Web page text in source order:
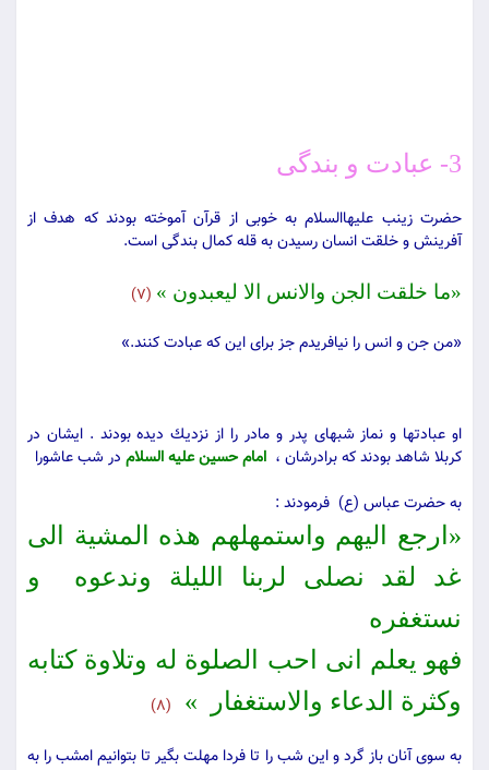
3- عبادت و بندگى
حضرت زینب علیهاالسلام به خوبى از قرآن آموخته بودند كه هدف از
آفرینش و خلقت انسان رسیدن به قله كمال بندگى است.
«ما خلقت الجن والانس الا لیعبدون ‏» (7)
«من جن و انس را نیافریدم جز براى این كه عبادت كنند.»
او عبادت‏ها و نماز شب‏هاى پدر و مادر را از نزدیك دیده بودند . ایشان در
كربلا شاهد بودند كه برادرشان ، امام حسین علیه السلام در شب عاشورا
به حضرت عباس (ع) فرمودند :
«ارجع الیهم واستمهلهم هذه المشیة الى
غد لقد نصلى لربنا اللیلة وندعوه و
نستغفره
فهو یعلم انى احب الصلوة له وتلاوة كتابه
وكثرة الدعاء والاستغفار »
(8)
به سوى آنان باز گرد و این شب را تا فردا مهلت‏ بگیر تا بتوانیم امشب را به